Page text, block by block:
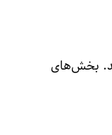
بخش‌های